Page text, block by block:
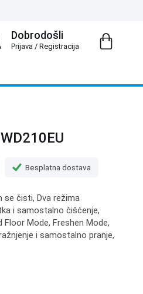
Dobrodošli
Prijava/ Registracija
Besplatna dostava
se čisti, Dva režima
i samostalno čišćenje,
Mode, Freshen Mode,
i samostalno pranje,